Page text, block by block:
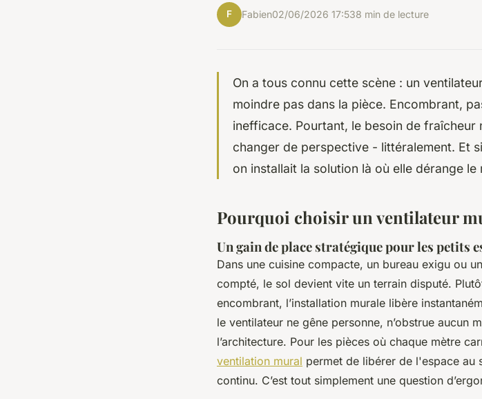
F Fabien02/06/2026 17:538 min de lecture
On a tous connu cette scène : un
moindre pas dans la pièce. Encombrant,
inefficace. Pourtant, le besoin de
changer de perspective - littéralement. Et
on installait la solution là où elle dérange le
Pourquoi choisir un ventilateur
Un gain de place stratégique pour les petits
Dans une cuisine compacte, un bureau exigu ou
compté, le sol devient vite un terrain disputé.
encombrant, l’installation murale libère
le ventilateur ne gêne personne, n’obstrue aucun
l’architecture. Pour les pièces où chaque mètre
ventilation mural permet de libérer de l'espace au
continu. C’est tout simplement une question